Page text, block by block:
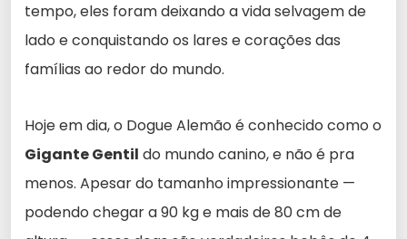
tempo, eles foram deixando a vida selvagem de
lado e conquistando os lares e corações das
famílias ao redor do mundo.
Hoje em dia, o Dogue Alemão é conhecido como o
Gigante Gentil do mundo canino, e não é pra
menos. Apesar do tamanho impressionante —
podendo chegar a 90 kg e mais de 80 cm de